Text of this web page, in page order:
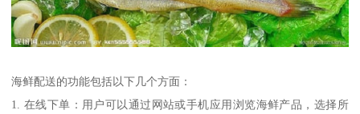
海鲜配送的功能包括以下几个方面：
1. 在线下单：用户可以通过网站或手机应用浏览海鲜产品，选择所